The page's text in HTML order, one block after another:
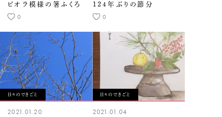
ビオラ模様の箸ふくろ
0
124年ぶりの節分
0
日々のできごと
2021.01.20
日々のできごと
2021.01.04